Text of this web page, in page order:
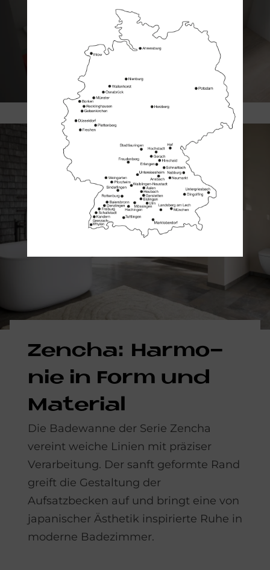
Zen­cha: Har­mo­
nie in Form und
Ma­te­rial
Die Badewanne der Serie Zencha
vereint weiche Linien mit präziser
Verarbeitung. Der sanft geformte Rand
greift die Gestaltung der
Aufsatzbecken auf und bringt eine von
japanischer Ästhetik inspirierte Ruhe in
moderne Badezimmer.